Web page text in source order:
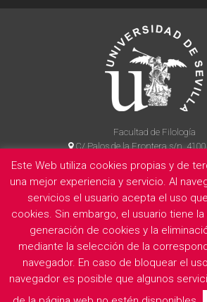
Facultad de Filología
C/ Palos de la Frontera s/n,
954 55 14 90
La Facultad Información legal Politica
E
Este Web utiliza cookies propias y de
una mejor experiencia y servicio. Al
servicios el usuario acepta el uso
cookies. Sin embargo, el usuario tiene
generación de cookies y la
mediante la selección de la
navegador. En caso de bloquear el
navegador es posible que algunos